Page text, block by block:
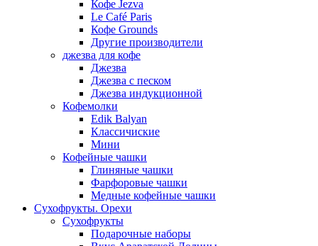
Кофе Jezva
Le Café Paris
Кофе Grounds
Другие производители
джезва для кофе
Джезва
Джезва с песком
Джезва индукционной
Кофемолки
Edik Balyan
Классичиские
Мини
Кофейные чашки
Глиняные чашки
Фарфоровые чашки
Медные кофейные чашки
Сухофрукты. Орехи
Сухофрукты
Подарочные наборы